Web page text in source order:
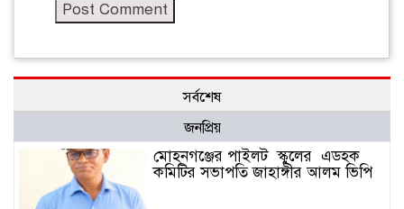
সর্বশেষ
জনপ্রিয়
মোহনগঞ্জের পাইলট স্কুলের এডহক
কমিটির সভাপতি জাহাঙ্গীর আলম ভিপি